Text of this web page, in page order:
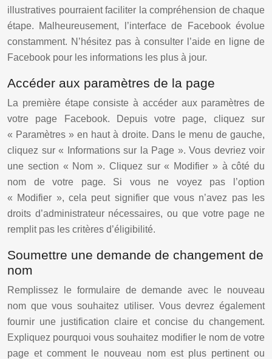
illustratives pourraient faciliter la compréhension de chaque
étape. Malheureusement, l’interface de Facebook évolue
constamment. N’hésitez pas à consulter l’aide en ligne de
Facebook pour les informations les plus à jour.
Accéder aux paramètres de la page
La première étape consiste à accéder aux paramètres de
votre page Facebook. Depuis votre page, cliquez sur
« Paramètres » en haut à droite. Dans le menu de gauche,
cliquez sur « Informations sur la Page ». Vous devriez voir
une section « Nom ». Cliquez sur « Modifier » à côté du
nom de votre page. Si vous ne voyez pas l’option
« Modifier », cela peut signifier que vous n’avez pas les
droits d’administrateur nécessaires, ou que votre page ne
remplit pas les critères d’éligibilité.
Soumettre une demande de changement de
nom
Remplissez le formulaire de demande avec le nouveau
nom que vous souhaitez utiliser. Vous devrez également
fournir une justification claire et concise du changement.
Expliquez pourquoi vous souhaitez modifier le nom de votre
page et comment le nouveau nom est plus pertinent ou